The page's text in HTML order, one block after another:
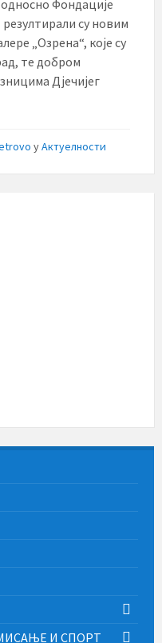
Фондације
су новим
„Озрена“, које су
те добром
Дјечијег
уАктуелности
И СПОРТ